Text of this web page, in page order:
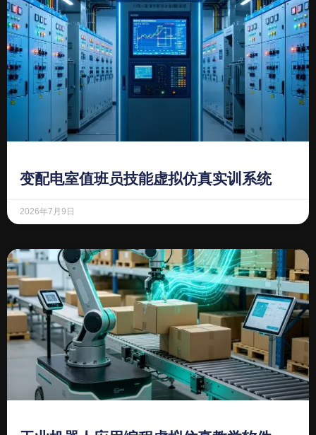
变配电室值班员技能虚拟仿真实训系统
2026年7月9日